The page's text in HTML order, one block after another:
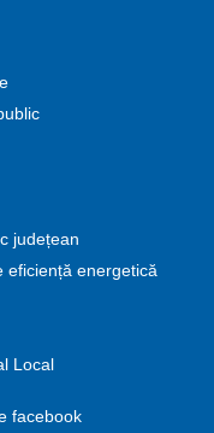
județean
eficiență energetică
Local
facebook